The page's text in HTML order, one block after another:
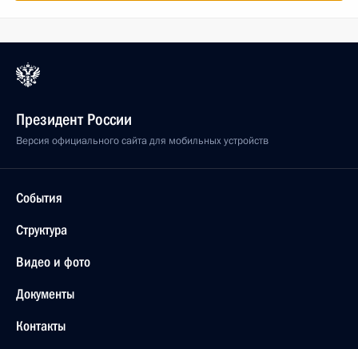
Президент России
Версия официального сайта для мобильных устройств
События
Структура
Видео и фото
Документы
Контакты